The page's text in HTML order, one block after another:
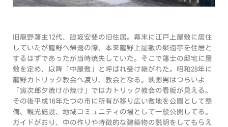
旧龍野藩主12代、脇坂安斐の旧住居。幕末に江戸上屋敷に居住
していたが龍野へ帰還の際、本来龍野上屋敷の聚遠亭を住居と
するはずであったが当時焼失していた。そこで藩士の邸宅に屋
敷を定め、以降「中屋敷」と呼ばれ受け継がれた。昭和28年に
龍野カトリック教会へ渡り、教会となる。映画男はつらいよ
「寅次郎夕焼け小焼け」ではカトリック教会の看板が見える。
その後平成16年たつの市に所有が移り広い敷地を公園として整
備、観光施設、地域コミュニティの場として一般公開してる。
ガイドがおり、中の作りや特徴的な建築物の説明をしてもらえ